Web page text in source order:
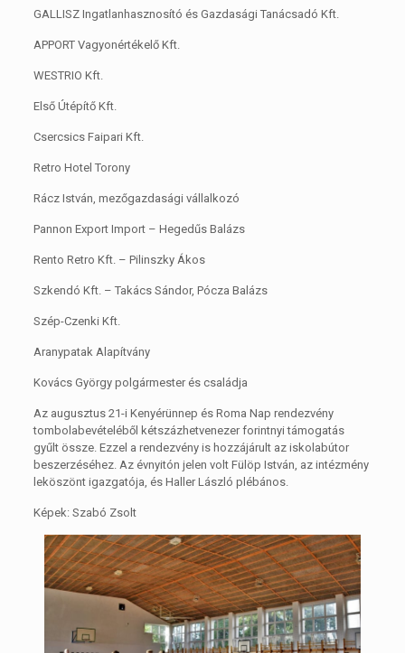
GALLISZ Ingatlanhasznosító és Gazdasági Tanácsadó Kft.
APPORT Vagyonértékelő Kft.
WESTRIO Kft.
Első Útépítő Kft.
Csercsics Faipari Kft.
Retro Hotel Torony
Rácz István, mezőgazdasági vállalkozó
Pannon Export Import – Hegedűs Balázs
Rento Retro Kft. – Pilinszky Ákos
Szkendó Kft. – Takács Sándor, Pócza Balázs
Szép-Czenki Kft.
Aranypatak Alapítvány
Kovács György polgármester és családja
Az augusztus 21-i Kenyérünnep és Roma Nap rendezvény
tombolabevételéből kétszázhetvenezer forintnyi támogatás
gyűlt össze. Ezzel a rendezvény is hozzájárult az iskolabútor
beszerzéséhez. Az évnyitón jelen volt Fülöp István, az intézmény
leköszönt igazgatója, és Haller László plébános.
Képek: Szabó Zsolt